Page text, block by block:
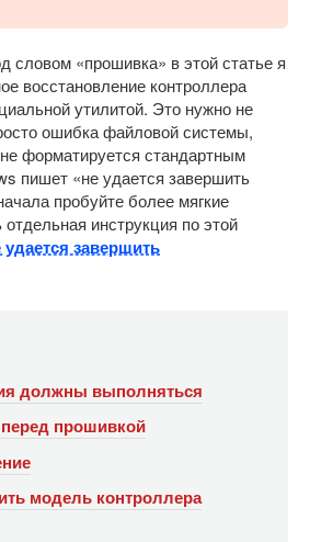
словом «прошивка» в этой статье я
восстановление контроллера
утилитой. Это нужно не
ошибка файловой системы,
форматируется стандартным
пишет «не удается завершить
пробуйте более мягкие
инструкция по этой
завершить
должны выполняться
прошивкой
модель контроллера